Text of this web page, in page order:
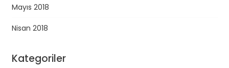
Mayıs 2018
Nisan 2018
Kategoriler